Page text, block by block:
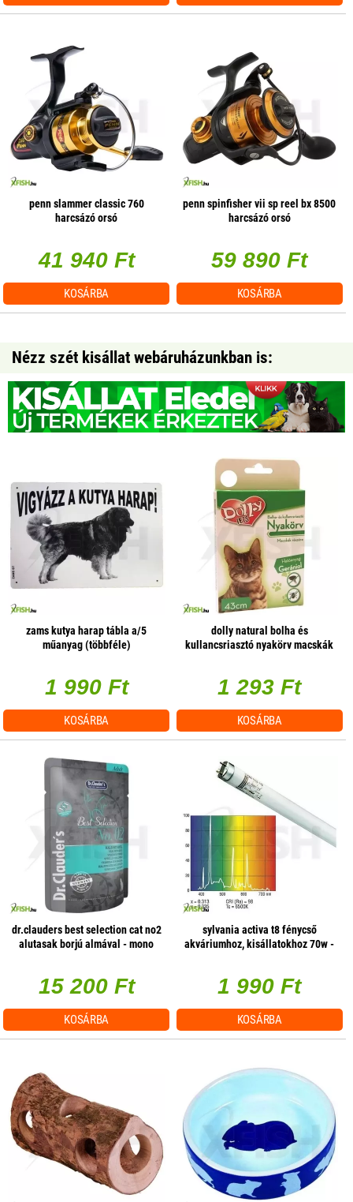
penn slammer classic 760
harcsázó orsó
41 940 Ft
KOSÁRBA
penn spinfisher vii sp reel bx 8500
harcsázó orsó
59 890 Ft
KOSÁRBA
Nézz szét kisállat webáruházunkban is:
zams kutya harap tábla a/5
műanyag (többféle)
1 990 Ft
KOSÁRBA
dolly natural bolha és
kullancsriasztó nyakörv macskák
1 293 Ft
KOSÁRBA
dr.clauders best selection cat no2
alutasak borjú almával - mono
15 200 Ft
KOSÁRBA
sylvania activa t8 fénycső
akváriumhoz, kisállatokhoz 70w -
1 990 Ft
KOSÁRBA